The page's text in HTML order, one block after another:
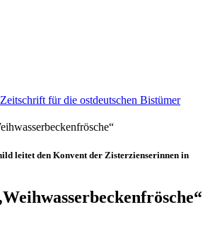
für die ostdeutschen Bistümer
leitet den Konvent der Zisterzienserinnen in